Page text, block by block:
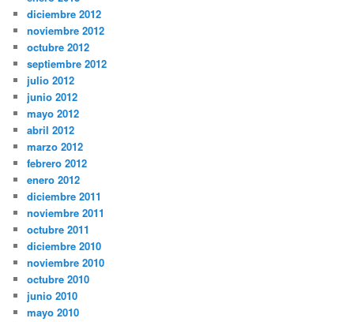
diciembre 2012
noviembre 2012
octubre 2012
septiembre 2012
julio 2012
junio 2012
mayo 2012
abril 2012
marzo 2012
febrero 2012
enero 2012
diciembre 2011
noviembre 2011
octubre 2011
diciembre 2010
noviembre 2010
octubre 2010
junio 2010
mayo 2010